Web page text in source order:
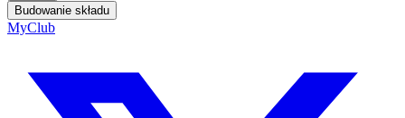
Budowanie składu
MyClub